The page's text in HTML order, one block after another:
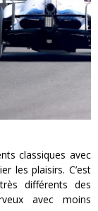
classiques avec
les plaisirs. C’est
différents des
avec moins